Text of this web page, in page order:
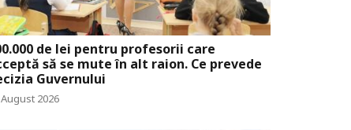
de lei pentru profesorii care
să se mute în alt raion. Ce prevede
Guvernului
2026